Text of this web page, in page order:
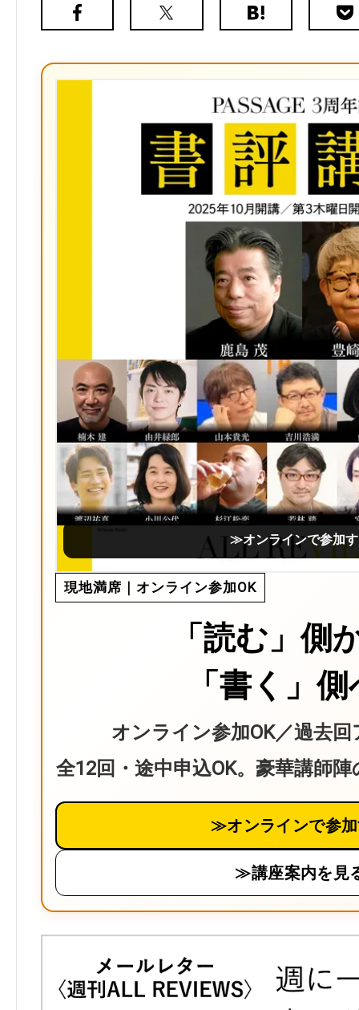
Facebook
X（旧
は
ク
マ
ー
ク
≫オンラインで参加
現地満席｜オンライン参加OK
「読む」側
「書く」
オンライン参加OK／過去
全12回・途中申込OK。豪華講師
≫オンラインで参
≫講座案内を見